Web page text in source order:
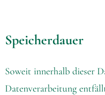
Speicherdauer
Soweit innerhalb dieser
Datenverarbeitung